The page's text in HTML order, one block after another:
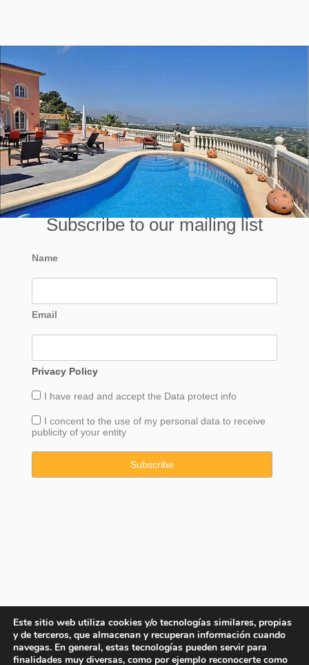
Subscribe to our mailing list
Name
Email
Privacy Policy
I have read and accept the Data protect info
I concent to the use of my personal data to receive
publicity of your entity
Este sitio web utiliza cookies y/o tecnologías similares, propias
y de terceros, que almacenan y recuperan información cuando
navegas. En general, estas tecnologías pueden servir para
finalidades muy diversas, como por ejemplo reconocerte como